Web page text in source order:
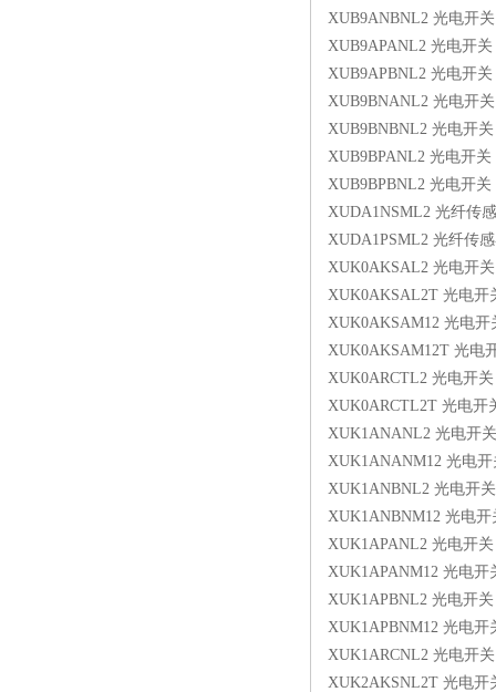
XUB9ANBNL2 光电开关
XUB9APANL2 光电开关
XUB9APBNL2 光电开关
XUB9BNANL2 光电开关
XUB9BNBNL2 光电开关
XUB9BPANL2 光电开关
XUB9BPBNL2 光电开关
XUDA1NSML2 光纤传
XUDA1PSML2 光纤传
XUK0AKSAL2 光电开关
XUK0AKSAL2T 光电开
XUK0AKSAM12 光电开
XUK0AKSAM12T 光电
XUK0ARCTL2 光电开关
XUK0ARCTL2T 光电开
XUK1ANANL2 光电开关
XUK1ANANM12 光电开
XUK1ANBNL2 光电开关
XUK1ANBNM12 光电开
XUK1APANL2 光电开关
XUK1APANM12 光电开
XUK1APBNL2 光电开关
XUK1APBNM12 光电开
XUK1ARCNL2 光电开关
XUK2AKSNL2T 光电开